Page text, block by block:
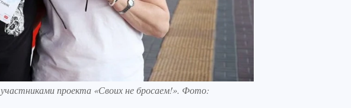
проекта «Своих не бросаем!». Фото: